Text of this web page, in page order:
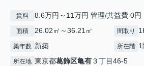
賃料 8.6万円～11万円 管理/共益費 0円
面積 26.02㎡～36.21㎡ 間取り
築年数 新築 所在階 1
所在地 東京都葛飾区亀有３丁目46-5